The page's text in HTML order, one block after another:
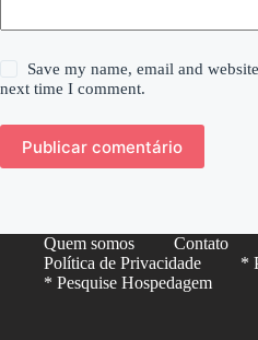
Save my name, email and
next time I comment.
Publicar comentário
Quem somos Contato
Política de Privacidade
*
* Pesquise Hospedagem